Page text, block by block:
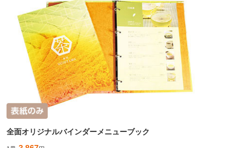
全面オリジナルバインダーメニューブック